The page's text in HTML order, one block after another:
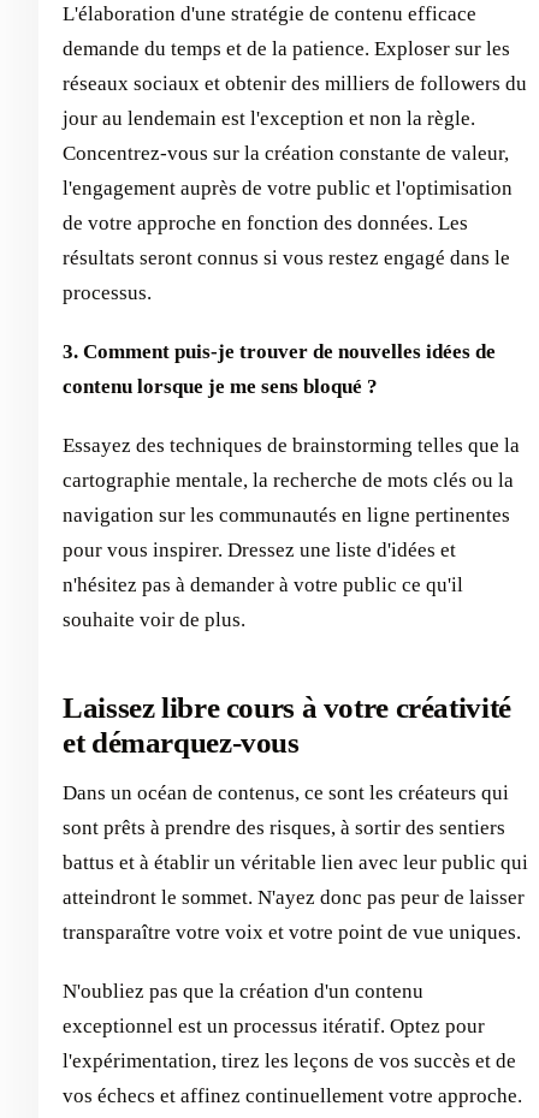
L'élaboration d'une stratégie de contenu efficace
demande du temps et de la patience. Exploser sur les
réseaux sociaux et obtenir des milliers de followers du
jour au lendemain est l'exception et non la règle.
Concentrez-vous sur la création constante de valeur,
l'engagement auprès de votre public et l'optimisation
de votre approche en fonction des données. Les
résultats seront connus si vous restez engagé dans le
processus.
3. Comment puis-je trouver de nouvelles idées de
contenu lorsque je me sens bloqué ?
Essayez des techniques de brainstorming telles que la
cartographie mentale, la recherche de mots clés ou la
navigation sur les communautés en ligne pertinentes
pour vous inspirer. Dressez une liste d'idées et
n'hésitez pas à demander à votre public ce qu'il
souhaite voir de plus.
Laissez libre cours à votre créativité
et démarquez-vous
Dans un océan de contenus, ce sont les créateurs qui
sont prêts à prendre des risques, à sortir des sentiers
battus et à établir un véritable lien avec leur public qui
atteindront le sommet. N'ayez donc pas peur de laisser
transparaître votre voix et votre point de vue uniques.
N'oubliez pas que la création d'un contenu
exceptionnel est un processus itératif. Optez pour
l'expérimentation, tirez les leçons de vos succès et de
vos échecs et affinez continuellement votre approche.